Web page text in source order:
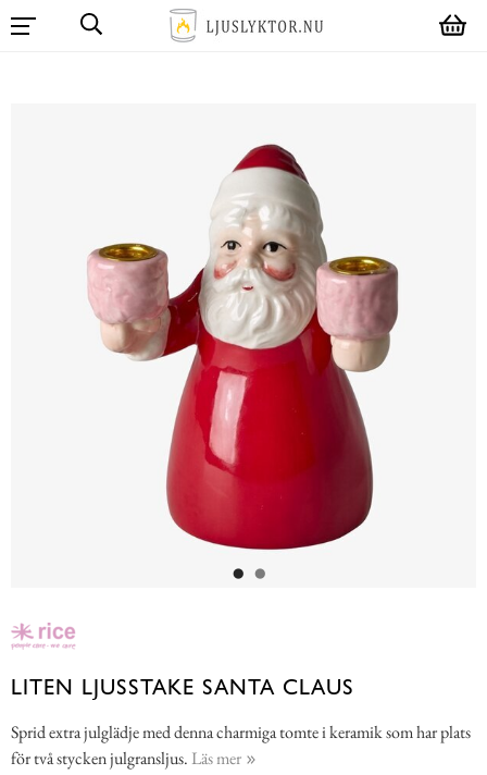
LITEN LJUSSTAKE SANTA CLAUS
Sprid extra julglädje med denna charmiga tomte i keramik som har plats
för två stycken julgransljus. Läs mer